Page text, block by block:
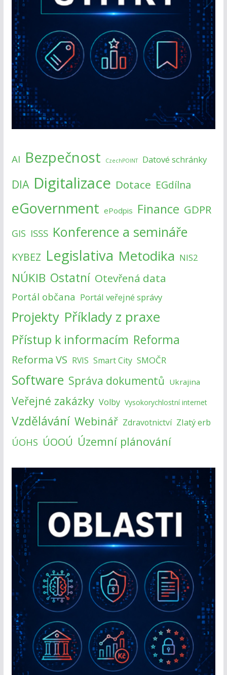
AI Bezpečnost CzechPOINT Datové schránky
DIA Digitalizace Dotace EGdílna
eGovernment ePodpis Finance GDPR
GIS ISSS Konference a semináře
KYBEZ Legislativa Metodika NIS2
NÚKIB Ostatní Otevřená data
Portál občana Portál veřejné správy
Projekty Příklady z praxe
Přístup k informacím Reforma
Reforma VS RVIS Smart City SMOČR
Software Správa dokumentů Ukrajina
Veřejné zakázky Volby Vysokorychlostní internet
Vzdělávání Webinář Zdravotnictví Zlatý erb
ÚOHS ÚOOÚ Územní plánování